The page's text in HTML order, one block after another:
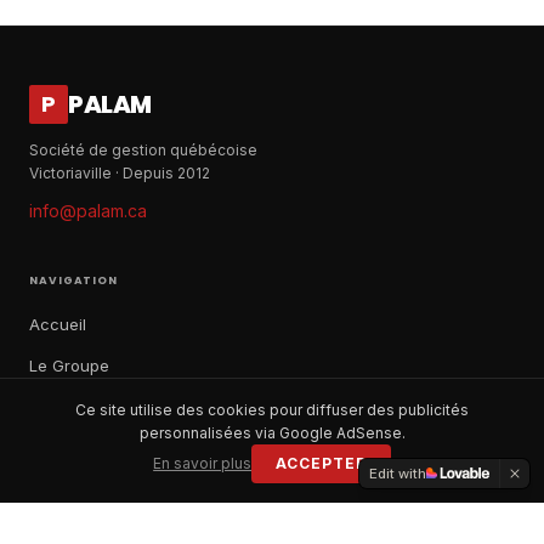
P PALAM
Société de gestion québécoise
Victoriaville · Depuis 2012
info@palam.ca
NAVIGATION
Accueil
Le Groupe
Notre histoire
Ce site utilise des cookies pour diffuser des publicités
personnalisées via Google AdSense.
En savoir plus
ACCEPTER
Edit with